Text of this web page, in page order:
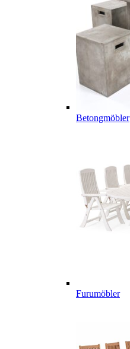
Betongmöbler
Furumöbler